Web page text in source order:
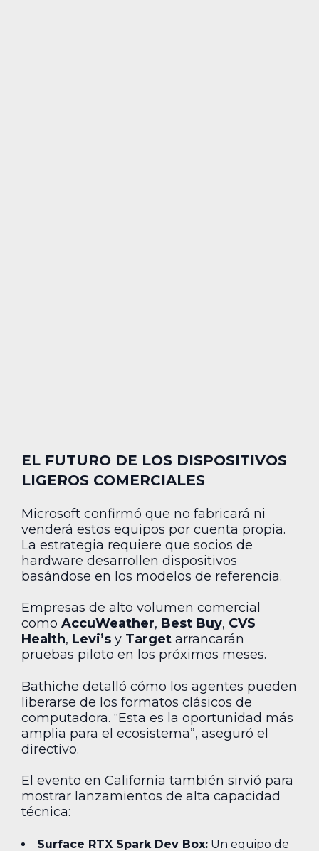
EL FUTURO DE LOS DISPOSITIVOS
LIGEROS COMERCIALES
Microsoft confirmó que no fabricará ni
venderá estos equipos por cuenta propia.
La estrategia requiere que socios de
hardware desarrollen dispositivos
basándose en los modelos de referencia.
Empresas de alto volumen comercial
como AccuWeather, Best Buy, CVS
Health, Levi’s y Target arrancarán
pruebas piloto en los próximos meses.
Bathiche detalló cómo los agentes pueden
liberarse de los formatos clásicos de
computadora. “Esta es la oportunidad más
amplia para el ecosistema”, aseguró el
directivo.
El evento en California también sirvió para
mostrar lanzamientos de alta capacidad
técnica:
Surface RTX Spark Dev Box: Un equipo de